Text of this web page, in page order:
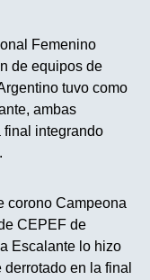
Femenino
de equipos de
tuvo como
ambas
final integrando
corono Campeona
CEPEF de
Escalante lo hizo
en la final